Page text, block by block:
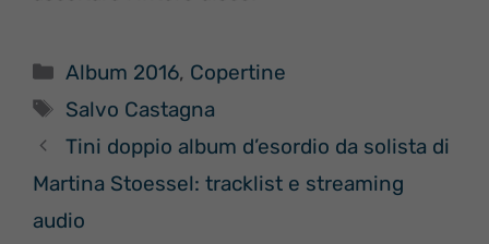
Categorie
Album 2016, Copertine
Tag
Salvo Castagna
Tini doppio album d’esordio da solista di
Martina Stoessel: tracklist e streaming
audio